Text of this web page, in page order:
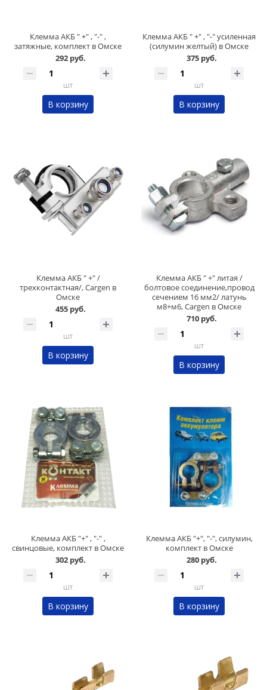
Клемма АКБ " +" , "-" ,
затяжные, комплект в Омске
292 руб.
шт
В корзину
Клемма АКБ " +" , "-" усиленная
(силумин желтый) в Омске
375 руб.
шт
В корзину
Клемма АКБ " +" /
трехконтактная/, Cargen в
Омске
455 руб.
шт
В корзину
Клемма АКБ " +" литая /
болтовое соединение,провод
сечением 16 мм2/ латунь
м8+м6, Cargen в Омске
710 руб.
шт
В корзину
Клемма АКБ "+" , "-" ,
свинцовые, комплект в Омске
302 руб.
шт
В корзину
Клемма АКБ "+", "-", силумин,
комплект в Омске
280 руб.
шт
В корзину